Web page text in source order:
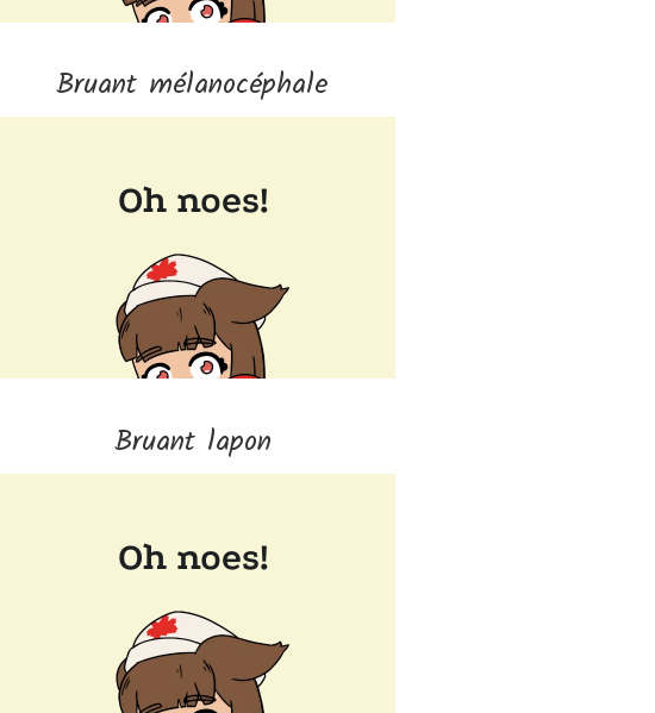
Bruant mélanocéphale
Bruant lapon